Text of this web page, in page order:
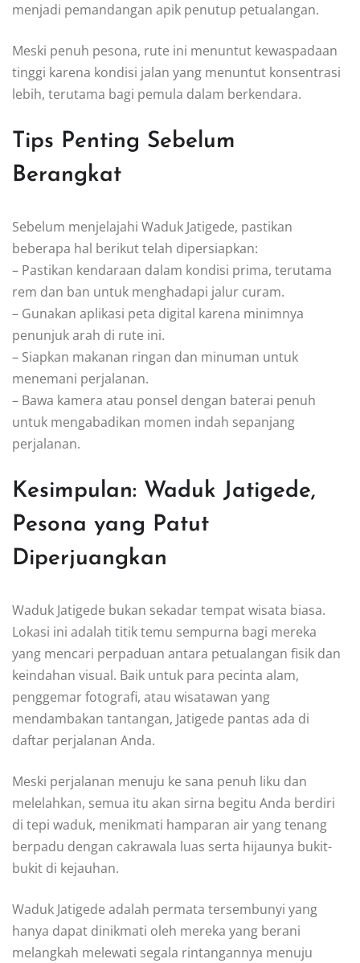
menjadi pemandangan apik penutup petualangan.
Meski penuh pesona, rute ini menuntut kewaspadaan
tinggi karena kondisi jalan yang menuntut konsentrasi
lebih, terutama bagi pemula dalam berkendara.
Tips Penting Sebelum
Berangkat
Sebelum menjelajahi Waduk Jatigede, pastikan
beberapa hal berikut telah dipersiapkan:
– Pastikan kendaraan dalam kondisi prima, terutama
rem dan ban untuk menghadapi jalur curam.
– Gunakan aplikasi peta digital karena minimnya
penunjuk arah di rute ini.
– Siapkan makanan ringan dan minuman untuk
menemani perjalanan.
– Bawa kamera atau ponsel dengan baterai penuh
untuk mengabadikan momen indah sepanjang
perjalanan.
Kesimpulan: Waduk Jatigede,
Pesona yang Patut
Diperjuangkan
Waduk Jatigede bukan sekadar tempat wisata biasa.
Lokasi ini adalah titik temu sempurna bagi mereka
yang mencari perpaduan antara petualangan fisik dan
keindahan visual. Baik untuk para pecinta alam,
penggemar fotografi, atau wisatawan yang
mendambakan tantangan, Jatigede pantas ada di
daftar perjalanan Anda.
Meski perjalanan menuju ke sana penuh liku dan
melelahkan, semua itu akan sirna begitu Anda berdiri
di tepi waduk, menikmati hamparan air yang tenang
berpadu dengan cakrawala luas serta hijaunya bukit-
bukit di kejauhan.
Waduk Jatigede adalah permata tersembunyi yang
hanya dapat dinikmati oleh mereka yang berani
melangkah melewati segala rintangannya menuju